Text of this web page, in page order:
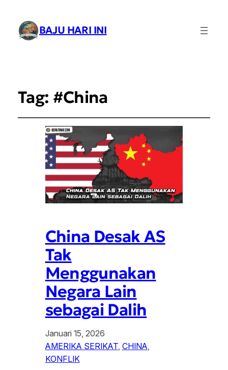
BAJU HARI INI
Tag: #China
China Desak AS
Tak
Menggunakan
Negara Lain
sebagai Dalih
Januari 15, 2026
AMERIKA SERIKAT, CHINA
KONFLIK